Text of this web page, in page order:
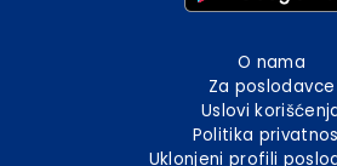
O nama
Za poslodavce
Uslovi
Politika
Uklonjeni profili